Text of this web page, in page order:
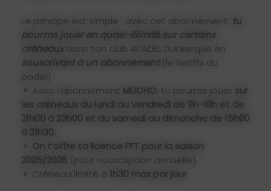
Le principe est simple : avec cet abonnement, tu
pourras jouer en quasi-illimité sur certains
créneauxdans ton club 4PADEL Dunkerque en
souscrivant à un abonnement(le Netflix du
padel) :
+ Avec l’abonnement MUCHO, tu pourras jouer sur
les créneaux du lundi au vendredi de 9h-18h et de
21h00 à 23h00 et du samedi au dimanche de 15h00
à 21h30.
+ On t’offre ta licence FFT pour la saison
2025/2026 (pour souscription annuelle).
+ Créneau limité à 1h30 max par jour